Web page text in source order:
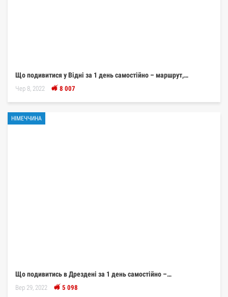
Що подивитися у Відні за 1 день самостійно – маршрут,…
Чер 8, 2022 8 007
НІМЕЧЧИНА
Що подивитись в Дрездені за 1 день самостійно –…
Вер 29, 2022 5 098